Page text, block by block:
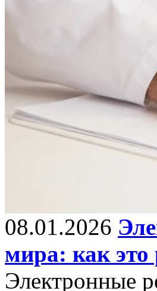
08.01.2026
мира: как это
Электронные